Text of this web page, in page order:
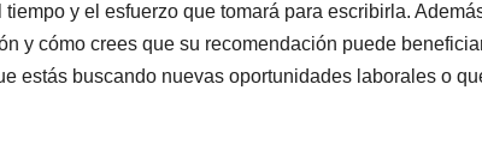
y el esfuerzo que tomará para escribirla.
y cómo crees que su recomendación puede
estás buscando nuevas oportunidades laborales o